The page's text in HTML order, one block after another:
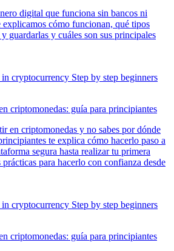
digital que funciona sin bancos ni
explicamos cómo funcionan, qué tipos
guardarlas y cuáles son sus principales
criptomonedas: guía para principiantes
en criptomonedas y no sabes por dónde
te explica cómo hacerlo paso a
segura hasta realizar tu primera
para hacerlo con confianza desde
criptomonedas: guía para principiantes